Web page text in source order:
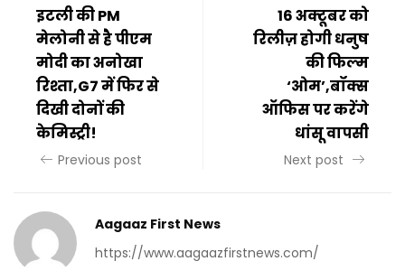
इटली की PM
मेलोनी से है पीएम
मोदी का अनोखा
रिश्ता,G7 में फिर से
दिखी दोनों की
केमिस्ट्री!
Previous post
16 अक्टूबर को
रिलीज़ होगी धनुष
की फिल्म
‘ओम’,बॉक्स
ऑफिस पर करेंगे
धांसू वापसी
Next post
Aagaaz First News
https://www.aagaazfirstnews.com/